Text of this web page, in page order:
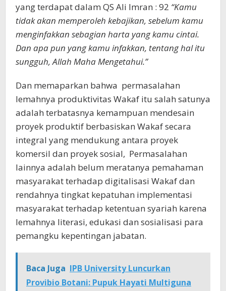
yang terdapat dalam QS Ali Imran : 92 “Kamu
tidak akan memperoleh kebajikan, sebelum kamu
menginfakkan sebagian harta yang kamu cintai.
Dan apa pun yang kamu infakkan, tentang hal itu
sungguh, Allah Maha Mengetahui.”
Dan memaparkan bahwa permasalahan
lemahnya produktivitas Wakaf itu salah satunya
adalah terbatasnya kemampuan mendesain
proyek produktif berbasiskan Wakaf secara
integral yang mendukung antara proyek
komersil dan proyek sosial, Permasalahan
lainnya adalah belum meratanya pemahaman
masyarakat terhadap digitalisasi Wakaf dan
rendahnya tingkat kepatuhan implementasi
masyarakat terhadap ketentuan syariah karena
lemahnya literasi, edukasi dan sosialisasi para
pemangku kepentingan jabatan.
Baca Juga IPB University Luncurkan
Provibio Botani: Pupuk Hayati Multiguna